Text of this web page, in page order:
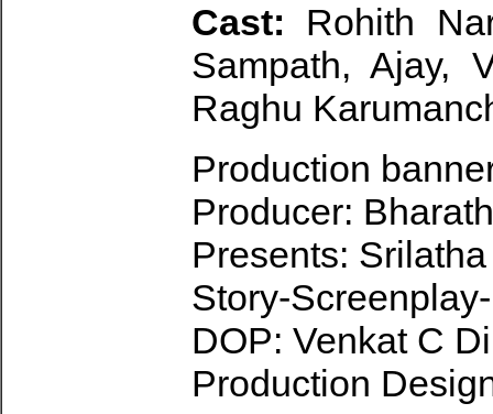
Cast: Rohith
Sampath, Ajay,
Raghu
Production
Producer:
Presents:
Story-
DOP: Venkat C
Production